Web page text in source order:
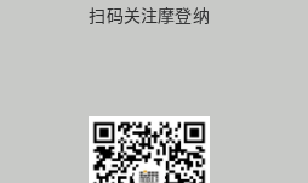
扫码关注摩登纳